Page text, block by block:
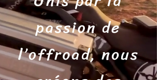
passion de
l’offroad, nous